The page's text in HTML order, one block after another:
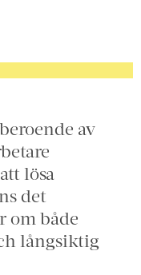
av
lösa
det
om både
långsiktig